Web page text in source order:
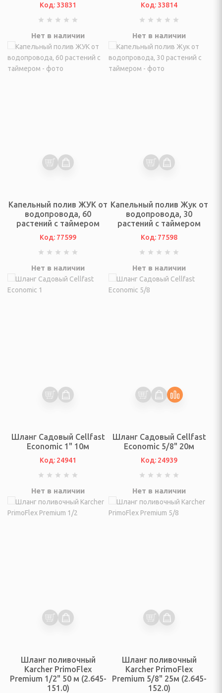
угрей
на глаза
и аксессуары
аксессуары
инструмент
и насекомыми
сетка
баки для душа
аккумуляторные
УТВАРЬ КУХОННАЯ.
Код: 33831
Нет в наличии
Код: 33814
Нет в наличии
Капельный полив ЖУК от
водопровода, 60
растений с таймером
Код: 77599
Нет в наличии
Капельный полив Жук от
водопровода, 30
растений с таймером
Код: 77598
Нет в наличии
Шланг Садовый Cellfast
Economic 1" 10м
Код: 24941
Нет в наличии
Шланг Садовый Cellfast
Economic 5/8" 20м
Код: 24939
Нет в наличии
Шланг поливочный
Karcher PrimoFlex
Premium 1/2" 50 м (2.645-
151.0)
Шланг поливочный
Karcher PrimoFlex
Premium 5/8" 25м (2.645-
152.0)